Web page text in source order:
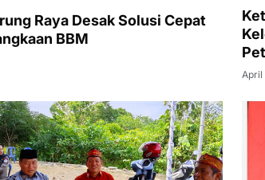
Raya Desak Solusi Cepat
BBM
April